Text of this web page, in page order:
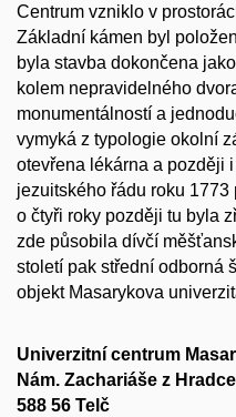
Centrum vzniklo v
Základní kámen byl
byla stavba dokončena
kolem nepravidelného
monumentálností a
vymyká z typologie okolní
otevřena lékárna a později
jezuitského řádu roku
o čtyři roky později tu byla
zde působila dívčí
století pak střední odborná
objekt Masarykova
Univerzitní centrum
Nám. Zachariáše z
588 56 Telč